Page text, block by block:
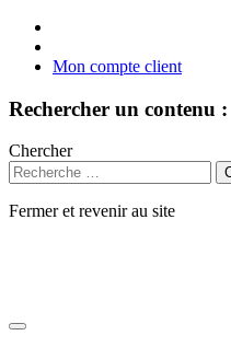
Mon compte client
Rechercher un contenu :
Chercher
Fermer et revenir au site